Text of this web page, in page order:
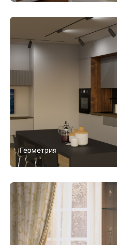
Геометрия